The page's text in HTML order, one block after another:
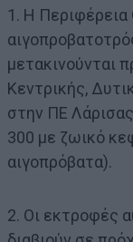
1. Η Περιφέρεια
μετακινούνται
Κεντρικής,
στην ΠΕ
300 με ζωικό
αιγοπρόβατα).
2. Οι εκτροφές